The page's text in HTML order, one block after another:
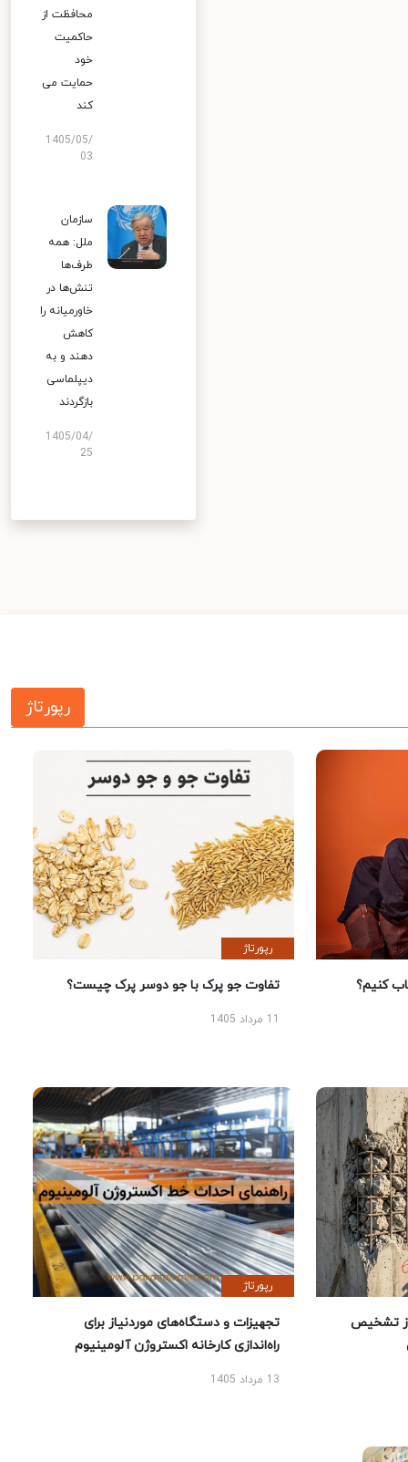
محافظت از
حاکمیت
خود
حمایت می
کند
1405/05/
03
سازمان
ملل: همه
طرف‌ها
تنش‌ها در
خاورمیانه را
کاهش
دهند و به
دیپلماسی
بازگردند
1405/04/
25
رپورتاژ
کنیم؟
رپورتاژ
تفاوت جو پرک با جو دوسر پرک چیست؟
تشخیص
رپورتاژ
تجهیزات و دستگاه‌های موردنیاز برای
راه‌اندازی کارخانه اکستروژن آلومینیوم
13 مرداد 1405